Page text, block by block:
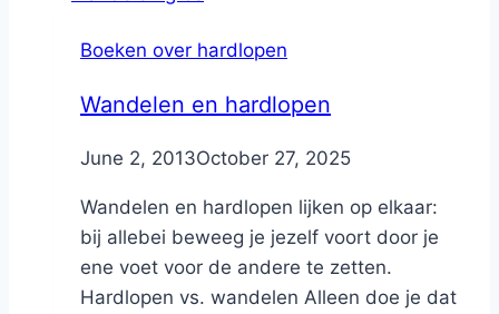
Boeken over hardlopen
Wandelen en hardlopen
ByNicole
June 2, 2013October 27, 2025
Wandelen en hardlopen lijken op elkaar:
bij allebei beweeg je jezelf voort door je
ene voet voor de andere te zetten.
Hardlopen vs. wandelen Alleen doe je dat